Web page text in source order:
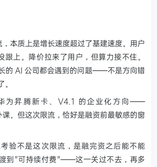
本质上是增长速度超过了基建速度。用户
跟上。降价拉来了用户，但算力接不住。
的 AI 公司都会遇到的问题——不是方向错
为昇腾新卡、V4.1 的企业化方向——
。但这次限流，恰好是融资前最敏感的窗
考验不是这次限流，是融完资之后能不能
到"可持续付费"——这一关过不去，再多